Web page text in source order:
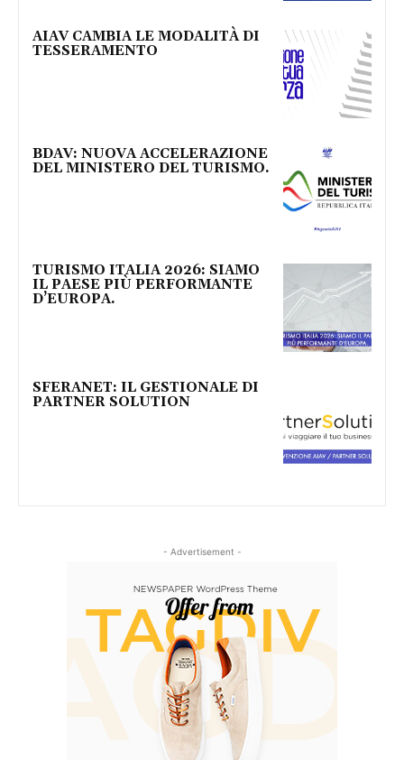
AIAV CAMBIA LE MODALITÀ DI
TESSERAMENTO
BDAV: NUOVA ACCELERAZIONE
DEL MINISTERO DEL TURISMO.
TURISMO ITALIA 2026: SIAMO
IL PAESE PIÙ PERFORMANTE
D’EUROPA.
SFERANET: IL GESTIONALE DI
PARTNER SOLUTION
- Advertisement -